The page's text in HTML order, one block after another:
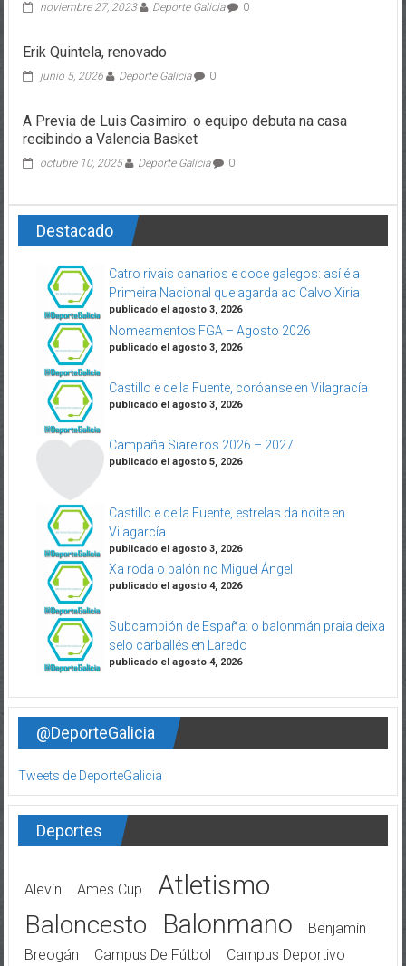
noviembre 27, 2023 Deporte Galicia 0
Erik Quintela, renovado
junio 5, 2026 Deporte Galicia 0
A Previa de Luis Casimiro: o equipo debuta na casa
recibindo a Valencia Basket
octubre 10, 2025 Deporte Galicia 0
Destacado
Catro rivais canarios e doce galegos: así é a
Primeira Nacional que agarda ao Calvo Xiria
publicado el agosto 3, 2026
Nomeamentos FGA – Agosto 2026
publicado el agosto 3, 2026
Castillo e de la Fuente, coróanse en Vilagracía
publicado el agosto 3, 2026
Campaña Siareiros 2026 – 2027
publicado el agosto 5, 2026
Castillo e de la Fuente, estrelas da noite en
Vilagarcía
publicado el agosto 3, 2026
Xa roda o balón no Miguel Ángel
publicado el agosto 4, 2026
Subcampión de España: o balonmán praia deixa
selo carballés en Laredo
publicado el agosto 4, 2026
@DeporteGalicia
Tweets de DeporteGalicia
Deportes
Alevín Ames Cup Atletismo
Baloncesto Balonmano
Benjamín
Breogán
Campus De Fútbol
Campus Deportivo